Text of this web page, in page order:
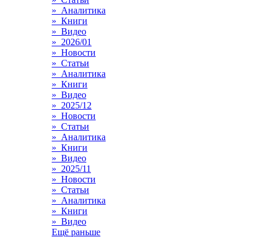
» Аналитика
» Книги
» Видео
» 2026/01
» Новости
» Статьи
» Аналитика
» Книги
» Видео
» 2025/12
» Новости
» Статьи
» Аналитика
» Книги
» Видео
» 2025/11
» Новости
» Статьи
» Аналитика
» Книги
» Видео
Ещё раньше